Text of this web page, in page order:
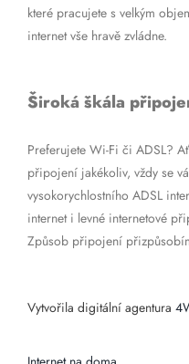
které pracujete s velkým
internet vše hravě zvládne.
Široká škála
Preferujete Wi-Fi či ADSL?
připojení jakékoliv, vždy se
vysokorychlostního ADSL
internet i levné internetové
Způsob připojení
Vytvořila digitální agentura